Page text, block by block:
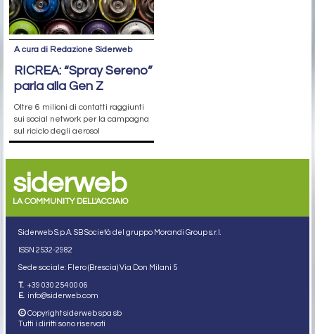
A cura di Redazione Siderweb
RICREA: “Spray Sereno”
parla alla Gen Z
Oltre 6 milioni di contatti raggiunti
sui social network per la campagna
sul riciclo degli aerosol
siderweb
LA COMMUNITY DELL'ACCIAIO
Siderweb S.p.A. SB Società del gruppo Morandi Group s.r.l.
ISSN 2532-2982
Sede sociale: Flero (Brescia) Via Don Milani 5
T. +39 030 254 00 06
E. info@siderweb.com
Copyright siderweb spa sb
Tutti i diritti sono riservati